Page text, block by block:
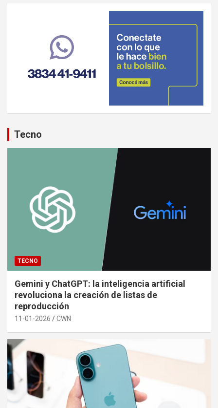
Tecno
TECNO
Gemini y ChatGPT: la inteligencia artificial
revoluciona la creación de listas de
reproducción
11-01-2026 CWN